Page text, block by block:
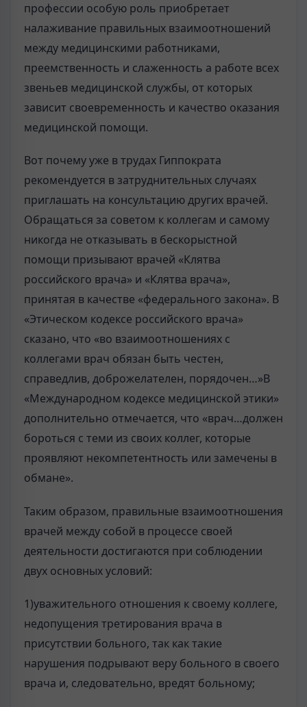
профессии особую роль приобретает
налаживание правильных взаимоотношений
между медицинскими работниками,
преемственность и слаженность а работе всех
звеньев медицинской службы, от которых
зависит своевременность и качество оказания
медицинской помощи.
Вот почему уже в трудах Гиппократа
рекомендуется в затруднительных случаях
приглашать на консультацию других врачей.
Обращаться за советом к коллегам и самому
никогда не отказывать в бескорыстной
помощи призывают врачей «Клятва
российского врача» и «Клятва врача»,
принятая в качестве «федерального закона». В
«Этическом кодексе российского врача»
сказано, что «во взаимоотношениях с
коллегами врач обязан быть честен,
справедлив, доброжелателен, порядочен…»В
«Международном кодексе медицинской этики»
дополнительно отмечается, что «врач…должен
бороться с теми из своих коллег, которые
проявляют некомпетентность или замечены в
обмане».
Таким образом, правильные взаимоотношения
врачей между собой в процессе своей
деятельности достигаются при соблюдении
двух основных условий:
1)уважительного отношения к своему коллеге,
недопущения третирования врача в
присутствии больного, так как такие
нарушения подрывают веру больного в своего
врача и, следовательно, вредят больному;